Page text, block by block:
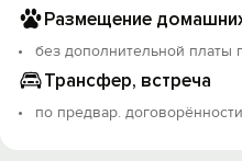
Размещение
без дополнительной платы
Трансфер, встреча
по предвар. договорённости